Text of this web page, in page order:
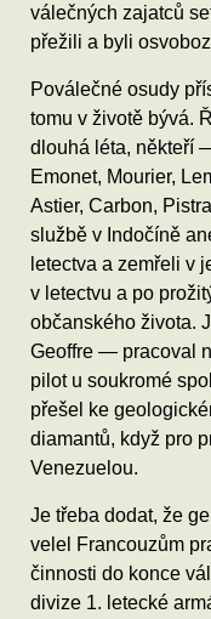
válečných zajatců
přežili a byli
Poválečné osudy
tomu v životě bývá.
dlouhá léta, někteří
Emonet, Mourier,
Astier, Carbon,
službě v Indočíně
letectva a zemřeli v
v letectvu a po
občanského života.
Geoffre — pracoval
pilot u soukromé
přešel ke
diamantů, když pro
Venezuelou.
Je třeba dodat, že
velel Francouzům
činnosti do konce
divize 1. letecké